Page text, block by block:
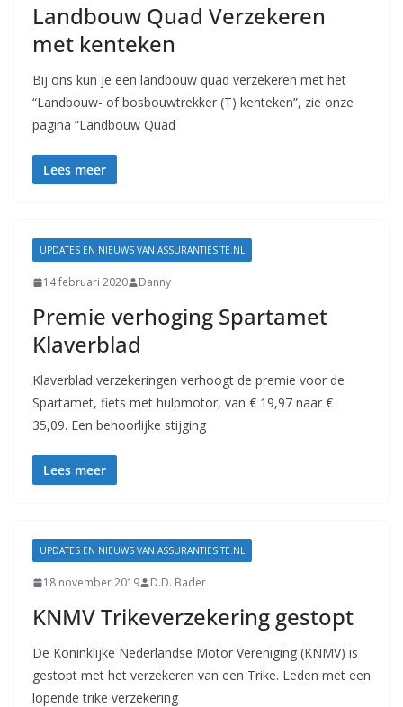
Landbouw Quad Verzekeren
met kenteken
Bij ons kun je een landbouw quad verzekeren met het
“Landbouw- of bosbouwtrekker (T) kenteken”, zie onze
pagina “Landbouw Quad
Lees meer
UPDATES EN NIEUWS VAN ASSURANTIESITE.NL
14 februari 2020 Danny
Premie verhoging Spartamet
Klaverblad
Klaverblad verzekeringen verhoogt de premie voor de
Spartamet, fiets met hulpmotor, van € 19,97 naar €
35,09. Een behoorlijke stijging
Lees meer
UPDATES EN NIEUWS VAN ASSURANTIESITE.NL
18 november 2019 D.D. Bader
KNMV Trikeverzekering gestopt
De Koninklijke Nederlandse Motor Vereniging (KNMV) is
gestopt met het verzekeren van een Trike. Leden met een
lopende trike verzekering